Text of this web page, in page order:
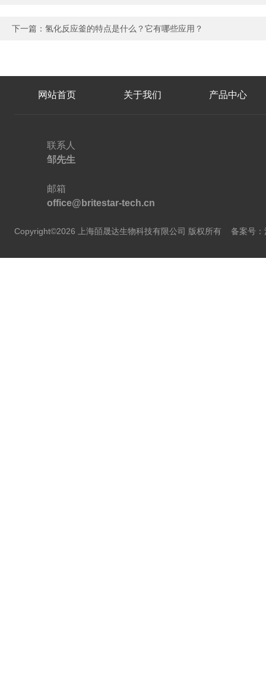
下一篇： 氢化反应釜的特点是什么？它有哪些应用？
网站首页 关于我们 产品中心
联系人
邹先生
邮箱
office@britestar-tech.cn
Copyright©2026 上海皕晟达生物科技有限公司 版权所有 备案号